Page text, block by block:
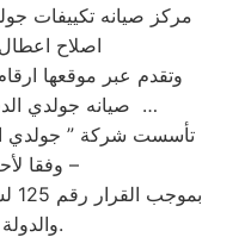
اصلاح
وتقدم عبر موقعها
صيانه جولدي الدقهلية ؛ تليفون جولدي الدقهلية …
تأسست شركة ” جولدي
وفقا لأحكام قوانين الاستثمار –
والدولة للتعاون الاقتصادي.